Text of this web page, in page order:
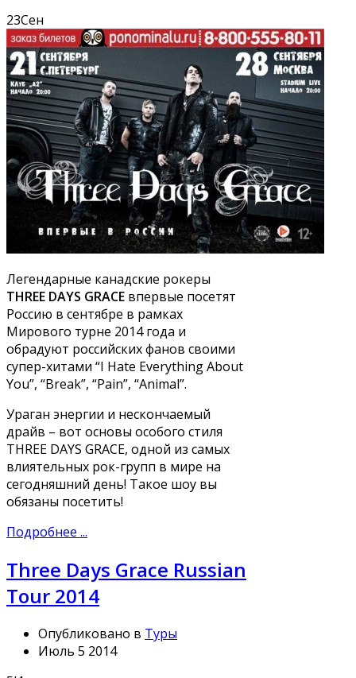
23Сен
Легендарные канадские рокеры
THREE DAYS GRACE впервые посетят
Россию в сентябре в рамках
Мирового турне 2014 года и
обрадуют российских фанов своими
супер-хитами “I Hate Everything About
You”, “Break”, “Pain”, “Animal”.
Ураган энергии и нескончаемый
драйв – вот основы особого стиля
THREE DAYS GRACE, одной из самых
влиятельных рок-групп в мире на
сегодняшний день! Такое шоу вы
обязаны посетить!
Подробнее ...
Three Days Grace Russian
Tour 2014
Опубликовано в Туры
Июль 5 2014